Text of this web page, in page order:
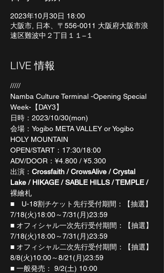
2023年10月30日 18:00
大阪市, 日本、〒556-0011 大阪府大阪市浪
速区難波中２丁目１１−１
LIVE 情報
/////
Namba Culture Terminal -Opening Special
Week-【DAY3】
日時：2023/10/30(mon)
会場：Yogibo META VALLEY or Yogibo
HOLY MOUNTAIN
OPEN/START：17:30/18:00
ADV/DOOR：¥4.800 / ¥5.300
出演： Crossfaith / CrowsAlive / Crystal
Lake / HIKAGE / SABLE HILLS / TEMPLE /
裸繪札
■　U-18割チケット先行受付期間：【抽選】
7/18(火)18:00～7/31(月)23:59
■ オフィシャル一次先行受付期間：【抽選】
7/18(火)18:00～7/31(月)23:59
■ オフィシャル二次先行受付期間：【抽選】
8/8(火)10:00～8/21(月)23:59
■ 一般発売： 9/2(土) 10:00